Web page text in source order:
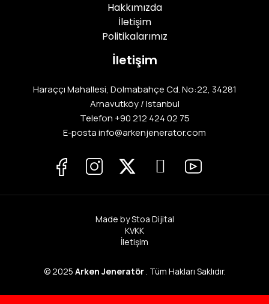
Hakkımızda
İletişim
Politikalarımız
İletişim
Haraççı Mahallesi, Dolmabahçe Cd. No:22, 34281
Arnavutköy / Istanbul
Telefon+90 212 424 02 75
E-posta info@arkenjenerator.com
© 2025 Arken Jeneratör. Tüm Hakları Saklıdır.
Made by Stoa Dijital
KVKK
İletişim